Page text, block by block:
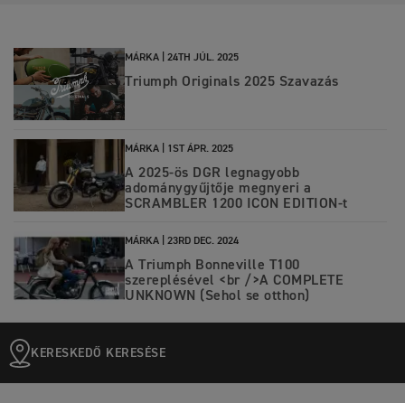
MÁRKA | 24TH JÚL. 2025
Triumph Originals 2025 Szavazás
MÁRKA | 1ST ÁPR. 2025
A 2025-ös DGR legnagyobb
adománygyűjtője megnyeri a
SCRAMBLER 1200 ICON EDITION-t
MÁRKA | 23RD DEC. 2024
A Triumph Bonneville T100
szereplésével <br />A COMPLETE
UNKNOWN (Sehol se otthon)
KERESKEDŐ KERESÉSE